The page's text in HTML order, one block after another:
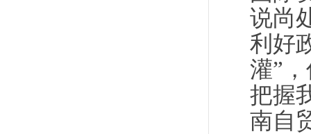
说尚
利好
灌”
把握
南自